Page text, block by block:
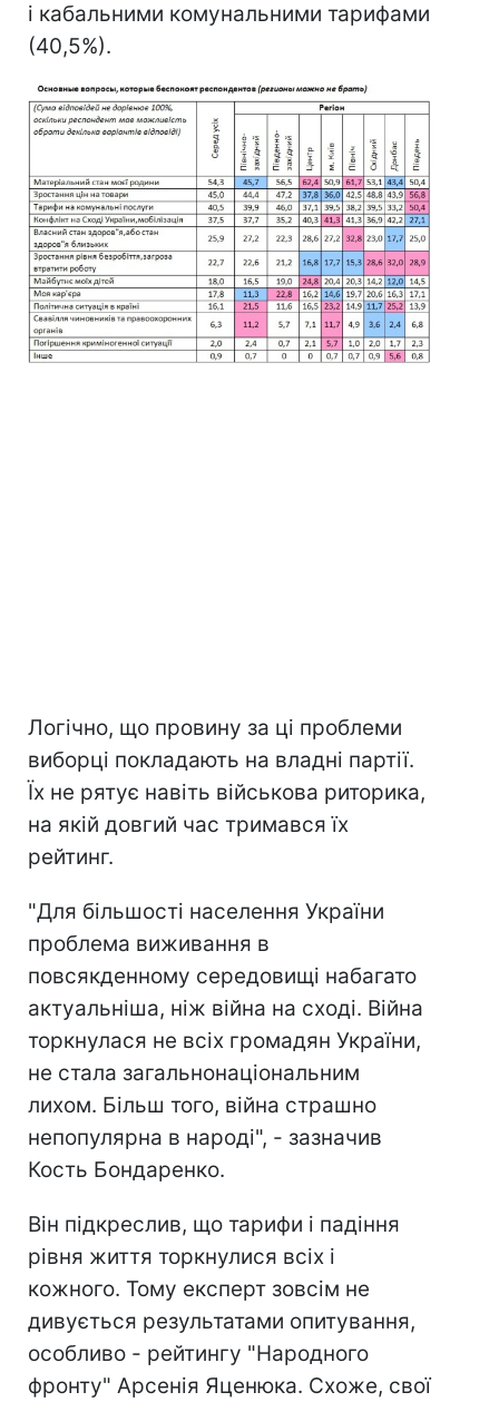
і кабальними комунальними тарифами
(40,5%).
Логічно, що провину за ці проблеми
виборці покладають на владні партії.
Їх не рятує навіть військова риторика,
на якій довгий час тримався їх
рейтинг.
"Для більшості населення України
проблема виживання в
повсякденному середовищі набагато
актуальніша, ніж війна на сході. Війна
торкнулася не всіх громадян України,
не стала загальнонаціональним
лихом. Більш того, війна страшно
непопулярна в народі", - зазначив
Кость Бондаренко.
Він підкреслив, що тарифи і падіння
рівня життя торкнулися всіх і
кожного. Тому експерт зовсім не
дивується результатами опитування,
особливо - рейтингу "Народного
фронту" Арсенія Яценюка. Схоже, свої